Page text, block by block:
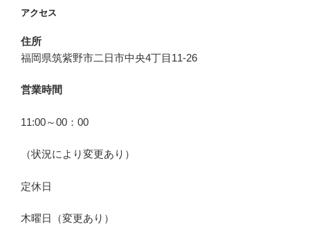
アクセス
住所
福岡県筑紫野市二日市中央4丁目11-26
営業時間
11:00～00：00
（状況により変更あり）
定休日
木曜日（変更あり）